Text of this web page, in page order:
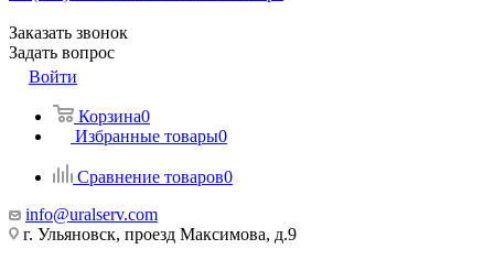
Заказать звонок
Задать вопрос
Войти
Корзина0
Избранные товары0
Сравнение товаров0
info@uralserv.com
г. Ульяновск, проезд Максимова, д.9